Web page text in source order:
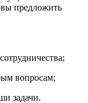
предложить
вопросам;
задачи.